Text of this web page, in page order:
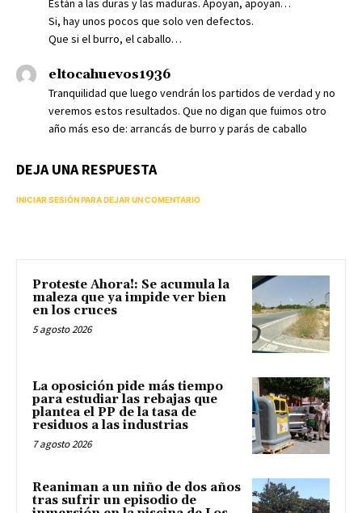
Están a las duras y las maduras. Apoyan, apoyan…
Si, hay unos pocos que solo ven defectos.
Que si el burro, el caballo…
eltocahuevos1936
Tranquilidad que luego vendrán los partidos de verdad y no
veremos estos resultados. Que no digan que fuimos otro
año más eso de: arrancás de burro y parás de caballo
DEJA UNA RESPUESTA
INICIAR SESIÓN PARA DEJAR UN COMENTARIO
Proteste Ahora!: Se acumula la
maleza que ya impide ver bien
en los cruces
5 agosto 2026
La oposición pide más tiempo
para estudiar las rebajas que
plantea el PP de la tasa de
residuos a las industrias
7 agosto 2026
Reaniman a un niño de dos años
tras sufrir un episodio de